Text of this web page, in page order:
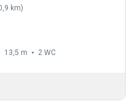
km)
13,5 m 2 WC